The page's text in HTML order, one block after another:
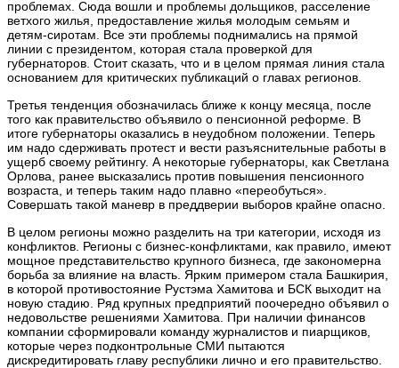
проблемах. Сюда вошли и проблемы дольщиков, расселение
ветхого жилья, предоставление жилья молодым семьям и
детям-сиротам. Все эти проблемы поднимались на прямой
линии с президентом, которая стала проверкой для
губернаторов. Стоит сказать, что и в целом прямая линия стала
основанием для критических публикаций о главах регионов.
Третья тенденция обозначилась ближе к концу месяца, после
того как правительство объявило о пенсионной реформе. В
итоге губернаторы оказались в неудобном положении. Теперь
им надо сдерживать протест и вести разъяснительные работы в
ущерб своему рейтингу. А некоторые губернаторы, как Светлана
Орлова, ранее высказались против повышения пенсионного
возраста, и теперь таким надо плавно «переобуться».
Совершать такой маневр в преддверии выборов крайне опасно.
В целом регионы можно разделить на три категории, исходя из
конфликтов. Регионы с бизнес-конфликтами, как правило, имеют
мощное представительство крупного бизнеса, где закономерна
борьба за влияние на власть. Ярким примером стала Башкирия,
в которой противостояние Рустэма Хамитова и БСК выходит на
новую стадию. Ряд крупных предприятий поочередно объявил о
недовольстве решениями Хамитова. При наличии финансов
компании сформировали команду журналистов и пиарщиков,
которые через подконтрольные СМИ пытаются
дискредитировать главу республики лично и его правительство.